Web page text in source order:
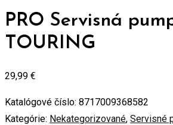
PRO Servisná
TOURING
29,99 €
Katalógové číslo: 8717009368582
Kategórie: Nekategorizované, Servisné